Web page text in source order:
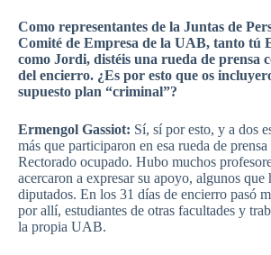
Como representantes de la Juntas de
Comité de Empresa de la UAB, tanto tú
como Jordi, distéis una rueda de prensa
del encierro. ¿Es por esto que os
supuesto plan “criminal”?
Ermengol Gassiot: Sí, sí por esto, y a dos
más que participaron en esa rueda de
Rectorado ocupado. Hubo muchos
acercaron a expresar su apoyo, algunos que
diputados. En los 31 días de encierro pasó
por allí, estudiantes de otras facultades y
la propia UAB.